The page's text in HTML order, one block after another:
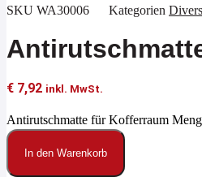
SKU WA30006 Kategorien
€ 7,92 inkl. MwSt.
Antirutschmatte für Kofferraum
In den Warenkorb